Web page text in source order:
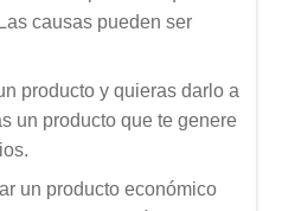
causas pueden ser
producto y quieras darlo a
un producto que te genere
un producto económico